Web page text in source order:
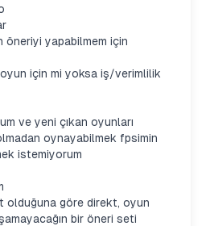
öneriyi yapabilmem için
için mi yoksa iş/verimlilik
ve yeni çıkan oyunları
oynayabilmek fpsimin
istemiyorum
olduğuna göre direkt, oyun
bir öneri seti